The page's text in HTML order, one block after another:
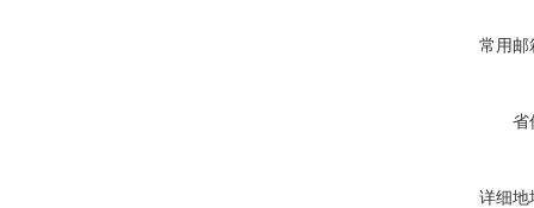
常用邮
省
详细地